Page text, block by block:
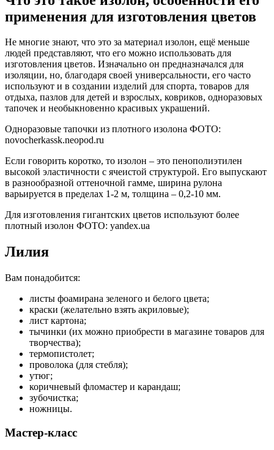
применения для изготовления цветов
Не многие знают, что это за материал изолон, ещё меньше
людей представляют, что его можно использовать для
изготовления цветов. Изначально он предназначался для
изоляции, но, благодаря своей универсальности, его часто
используют и в создании изделий для спорта, товаров для
отдыха, пазлов для детей и взрослых, ковриков, одноразовых
тапочек и необыкновенно красивых украшений.
Одноразовые тапочки из плотного изолона ФОТО:
novocherkassk.neopod.ru
Если говорить коротко, то изолон – это пенополиэтилен
высокой эластичности с ячеистой структурой. Его выпускают
в разнообразной оттеночной гамме, ширина рулона
варьируется в пределах 1-2 м, толщина – 0,2-10 мм.
Для изготовления гигантских цветов используют более
плотный изолон ФОТО: yandex.ua
Лилия
Вам понадобится:
листы фоамирана зеленого и белого цвета;
краски (желательно взять акриловые);
лист картона;
тычинки (их можно приобрести в магазине товаров для
творчества);
термопистолет;
проволока (для стебля);
утюг;
коричневый фломастер и карандаш;
зубочистка;
ножницы.
Мастер-класс